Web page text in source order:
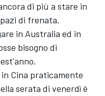
di più a stare in
di frenata.
in Australia ed in
bisogno di
Cina praticamente
serata di venerdì è